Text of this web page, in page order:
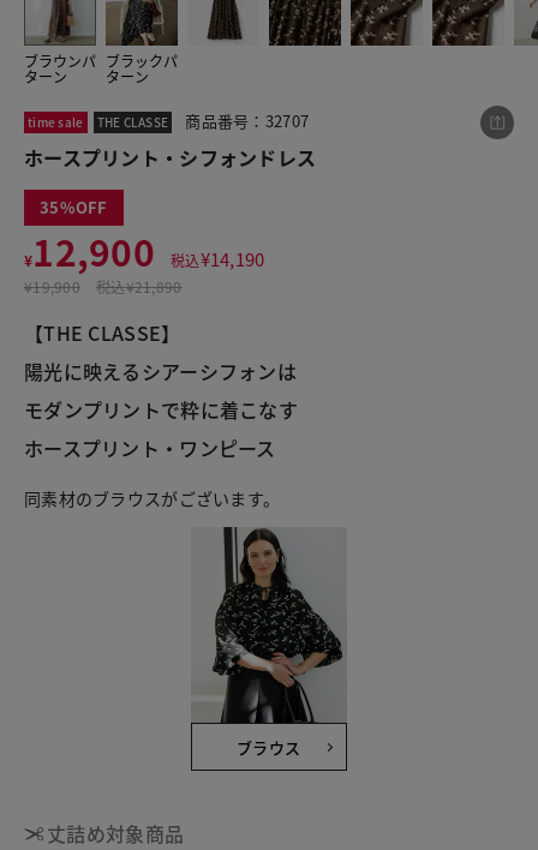
ブラウンパ
ターン
ブラックパ
ターン
time sale THE CLASSE 商品番号：32707
ホースプリント・シフォンドレス
35
¥12,900 税込¥14,190
¥19,900 税込¥21,890
【THE CLASSE】
陽光に映えるシアーシフォンは
モダンプリントで粋に着こなす
ホースプリント・ワンピース
同素材のブラウスがございます。
ブラウス
丈詰め対象商品
この商品をシェアする
LINE X